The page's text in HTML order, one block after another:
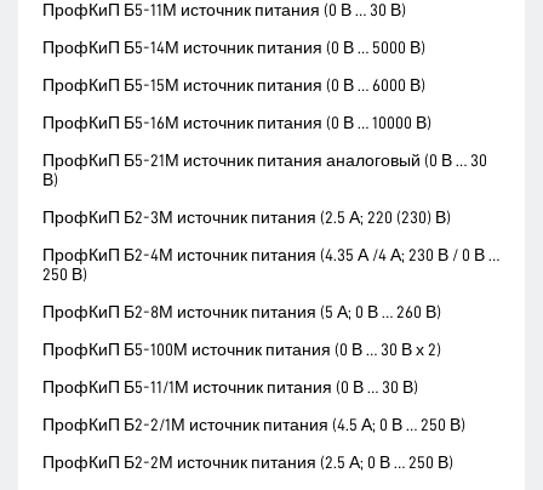
ПрофКиП Б5-11М источник питания (0 В … 30 В)
ПрофКиП Б5-14М источник питания (0 В … 5000 В)
ПрофКиП Б5-15М источник питания (0 В … 6000 В)
ПрофКиП Б5-16М источник питания (0 В … 10000 В)
ПрофКиП Б5-21М источник питания аналоговый (0 В … 30
В)
ПрофКиП Б2-3М источник питания (2.5 А; 220 (230) В)
ПрофКиП Б2-4М источник питания (4.35 А /4 А; 230 В / 0 В …
250 В)
ПрофКиП Б2-8М источник питания (5 А; 0 В … 260 В)
ПрофКиП Б5-100М источник питания (0 В … 30 В х 2)
ПрофКиП Б5-11/1М источник питания (0 В … 30 В)
ПрофКиП Б2-2/1М источник питания (4.5 А; 0 В … 250 В)
ПрофКиП Б2-2М источник питания (2.5 А; 0 В … 250 В)